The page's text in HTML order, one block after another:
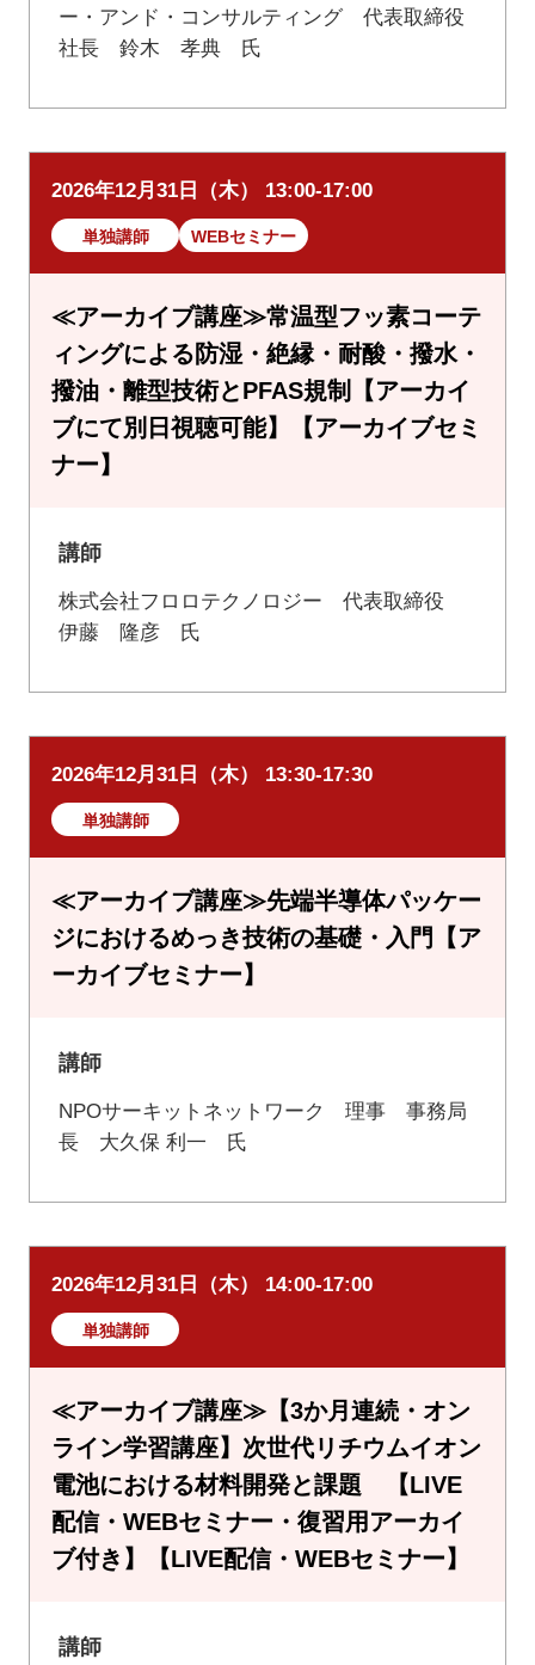
ー・アンド・コンサルティング 代表取締役
社長 鈴木 孝典 氏
2026年12月31日（木） 13:00-17:00
単独講師 WEBセミナー
≪アーカイブ講座≫常温型フッ素コーテ
ィングによる防湿・絶縁・耐酸・撥水・
撥油・離型技術とPFAS規制【アーカイ
ブにて別日視聴可能】【アーカイブセミ
ナー】
講師
株式会社フロロテクノロジー 代表取締役
伊藤 隆彦 氏
2026年12月31日（木） 13:30-17:30
単独講師
≪アーカイブ講座≫先端半導体パッケー
ジにおけるめっき技術の基礎・入門【ア
ーカイブセミナー】
講師
NPOサーキットネットワーク 理事 事務局
長 大久保 利一 氏
2026年12月31日（木） 14:00-17:00
単独講師
≪アーカイブ講座≫【3か月連続・オン
ライン学習講座】次世代リチウムイオン
電池における材料開発と課題 【LIVE
配信・WEBセミナー・復習用アーカイ
ブ付き】【LIVE配信・WEBセミナー】
講師